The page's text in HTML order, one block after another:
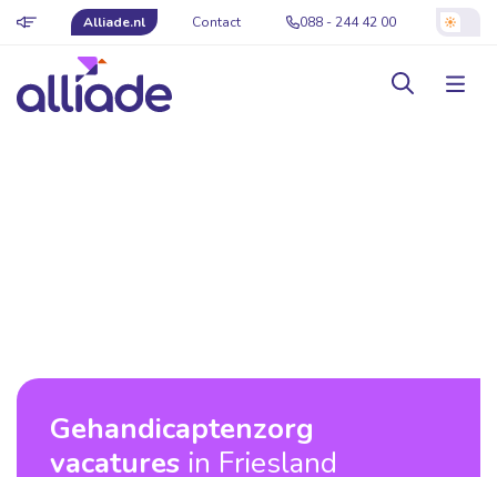
Alliade.nl Contact 088 - 244 42 00
Gehandicaptenzorg
vacatures in Friesland